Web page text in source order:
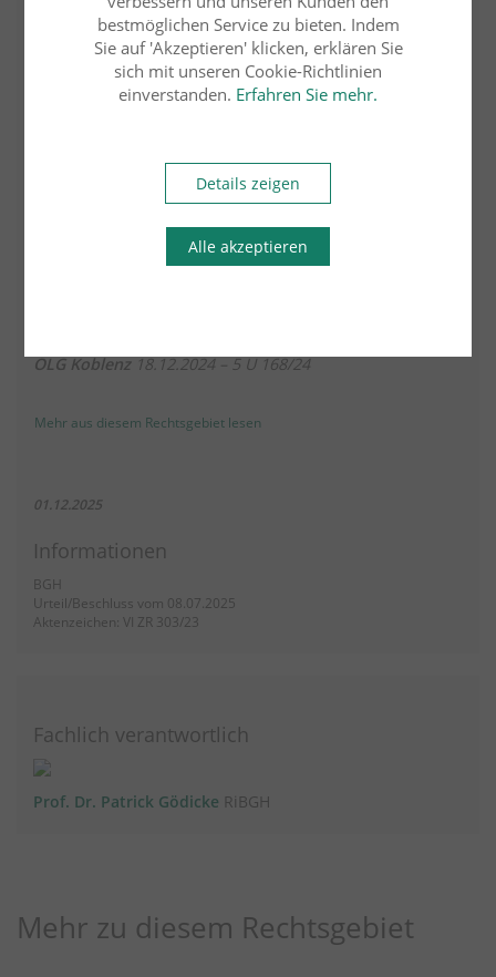
Krankenunterlagen vorlegte. Gleichwohl legte die Kl.
Krankenunterlagen aus der Zeit vor der Impfung nicht
vor und trug lediglich - unzutreffend - vor, es sei
unstreitig, dass die Kl. vor der Impfung keine der
Gesundheitsschäden gehabt habe.“ Sie auch mit der
beizuziehen, habe das LG schon deshalb nicht
nachgehen müssen, weil die Ärzte, deren Krankenakten
seien. Auch entsprechende
Schweigepflichtentbindungserklärungen seien nicht
OLG Koblenz18.12.2024 – 5 U 168/24
Mehr aus diesem Rechtsgebiet lesen
01.12.2025
Informationen
BGH
Urteil/Beschluss vom 08.07.2025
Aktenzeichen: VI ZR 303/23
Fachlich verantwortlich
Prof. Dr. Patrick Gödicke RiBGH
Mehr zu diesem Rechtsgebiet
bestmöglichen Service zu bieten. Indem
Sie auf 'Akzeptieren' klicken, erklären Sie
sich mit unseren Cookie-Richtlinien
einverstanden. Erfahren Sie mehr.
Details zeigen
Alle akzeptieren